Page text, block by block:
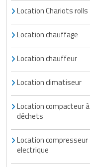
Location Chariots rolls
Location chauffage
Location chauffeur
Location climatiseur
Location compacteur à
déchets
Location compresseur
electrique